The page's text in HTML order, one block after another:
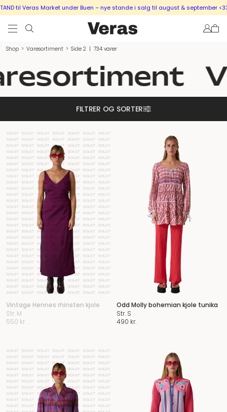
Veras Market under Buen – nye stande i salg til august & september <333
Shop > Varesortiment > Side 2 | 734 varer
FILTRER OG SORTER
Vintage Hennes rhinsten kjole
Str. M
550 kr.
Odd Molly bohemian kjole tunika
Str. S
490 kr.